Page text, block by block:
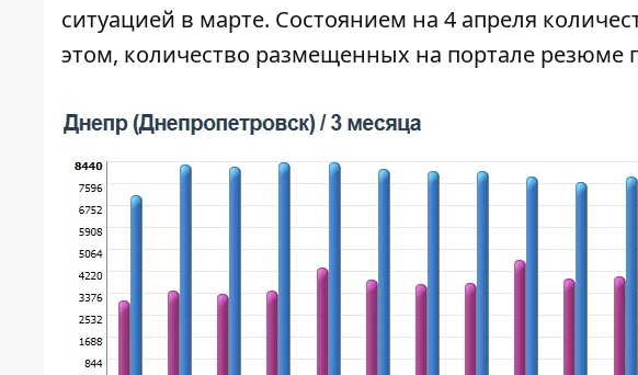
ситуацией в марте. Состоянием на 4 апреля
этом, количество размещенных на портале резюме